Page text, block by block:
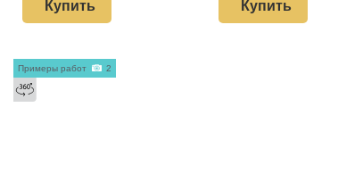
Купить Купить
Примеры работ 2